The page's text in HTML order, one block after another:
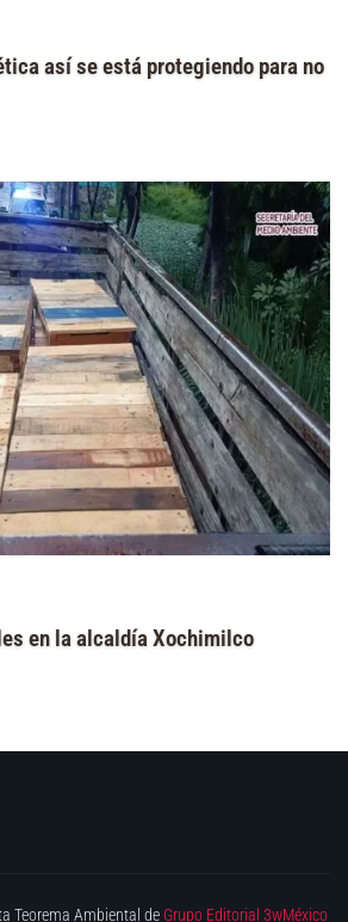
así se está protegiendo para no
en la alcaldía Xochimilco
Teorema Ambiental de Grupo Editorial 3wMéxico